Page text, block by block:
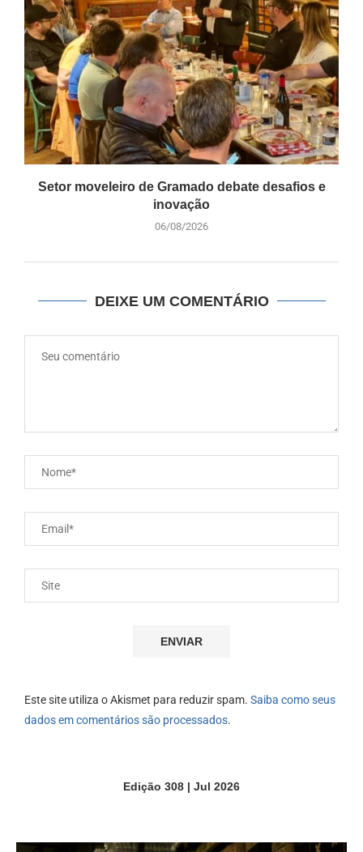
Setor moveleiro de Gramado debate desafios e
inovação
06/08/2026
DEIXE UM COMENTÁRIO
Este site utiliza o Akismet para reduzir spam. Saiba como seus
dados em comentários são processados.
Edição 308 | Jul 2026